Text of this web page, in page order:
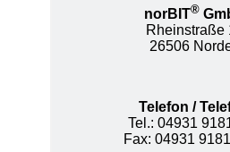
norBIT®
Rheinstraße
26506
Telefon /
Tel.: 04931
Fax: 04931